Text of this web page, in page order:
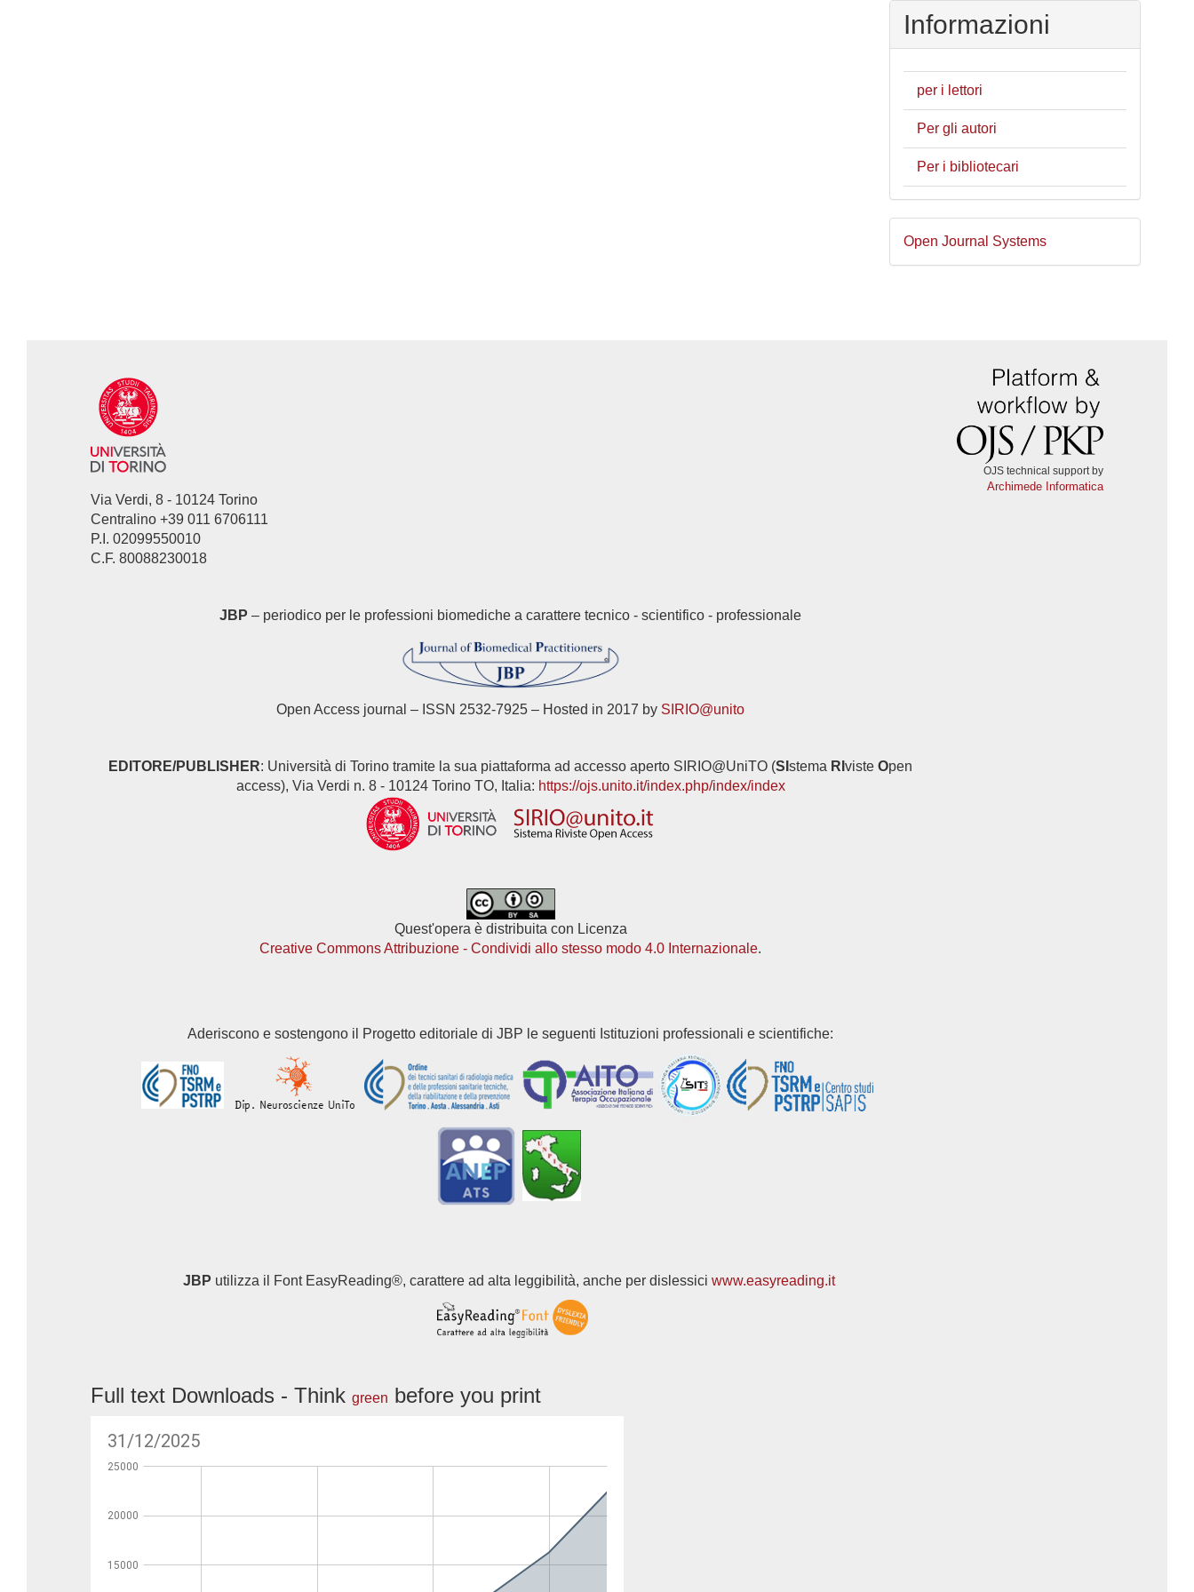
Informazioni
per i lettori
Per gli autori
Per i bibliotecari
Sviluppato
a
Open Journal Systems
Via Verdi, 8 - 10124 Torino
Centralino +39 011 6706111
P.I. 02099550010
C.F. 80088230018
JBP – periodico per le professioni biomediche a carattere tecnico - scientifico - professionale
Open Access journal – ISSN 2532-7925 – Hosted in 2017 by SIRIO@unito
EDITORE/PUBLISHER: Università di Torino tramite la sua piattaforma ad accesso aperto SIRIO@UniTO (SI stema RI viste Open
access), Via Verdi n. 8 - 10124 Torino TO, Italia: https://ojs.unito.it/index.php/index/index
Quest'opera è distribuita con Licenza
Creative Commons Attribuzione - Condividi allo stesso modo 4.0 Internazionale.
Aderiscono e sostengono il Progetto editoriale di JBP le seguenti Istituzioni professionali e scientifiche:
JBP utilizza il Font EasyReading®, carattere ad alta leggibilità, anche per dislessici www.easyreading.it
Full text Downloads - Think green before you print
OJS technical support by
Archimede Informatica